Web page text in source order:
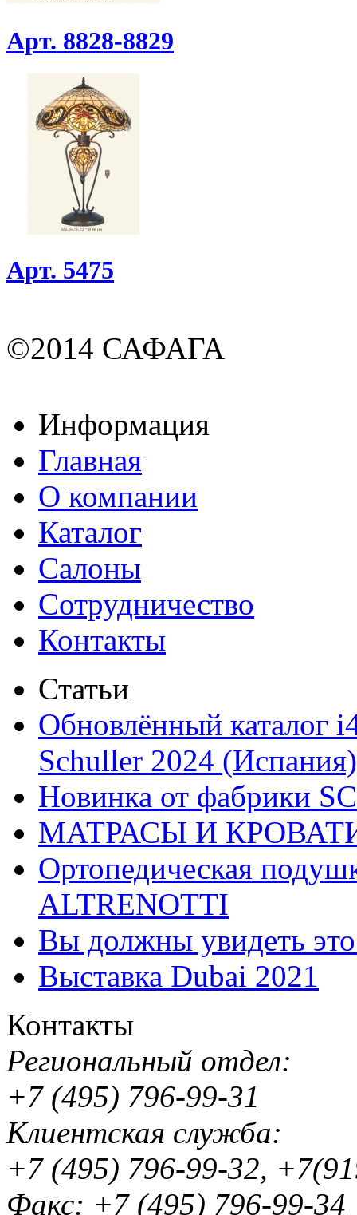
Арт. 8828-8829
Арт. 5475
©2014 САФАГА
Информация
Главная
О компании
Каталог
Салоны
Сотрудничество
Контакты
Статьи
Обновлённый каталог
Schuller 2024 (Испания)
Новинка от фабрики
МАТРАСЫ И
Ортопедическая
ALTRENOTTI
Вы должны увидеть
Выставка Dubai 2021
Контакты
Региональный отдел:
+7 (495) 796-99-31
Клиентская служба:
+7 (495) 796-99-32,
Факс: +7 (495) 796-99-34